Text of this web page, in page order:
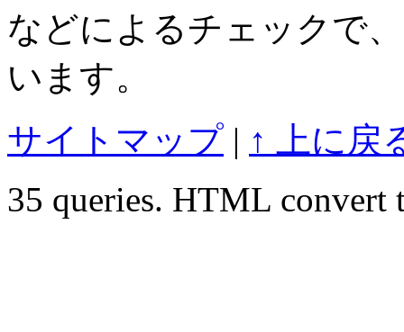
などによるチェックで
います。
サイトマップ | ↑ 上に戻
35 queries. HTML convert